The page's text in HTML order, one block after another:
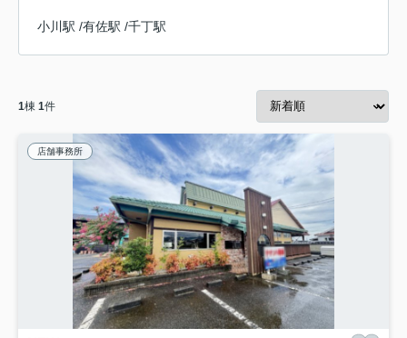
小川駅 /有佐駅 /千丁駅
1棟 1件
店舗事務所